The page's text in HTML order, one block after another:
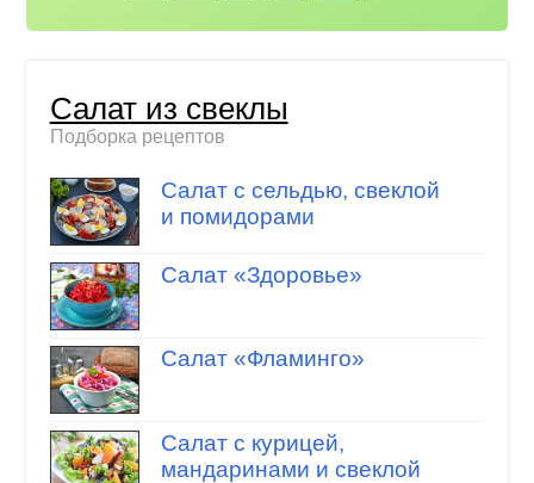
Салат из свеклы
Подборка рецептов
Салат с сельдью, свеклой
и помидорами
Салат «Здоровье»
Салат «Фламинго»
Салат с курицей,
мандаринами и свеклой